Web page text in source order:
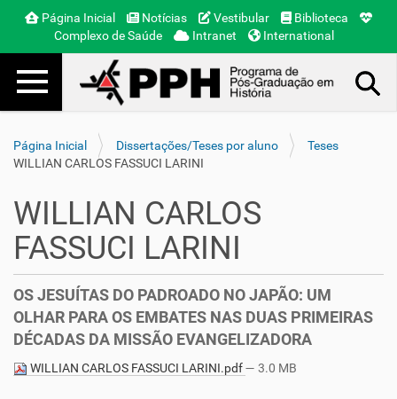
Página Inicial Notícias Vestibular
Biblioteca
Complexo de Saúde
Intranet International
Toggle navigation
Página Inicial
Dissertações/Teses por aluno
Teses
WILLIAN CARLOS FASSUCI LARINI
WILLIAN CARLOS
FASSUCI LARINI
OS JESUÍTAS DO PADROADO NO JAPÃO: UM
OLHAR PARA OS EMBATES NAS DUAS PRIMEIRAS
DÉCADAS DA MISSÃO EVANGELIZADORA
WILLIAN CARLOS FASSUCI LARINI.pdf— 3.0 MB